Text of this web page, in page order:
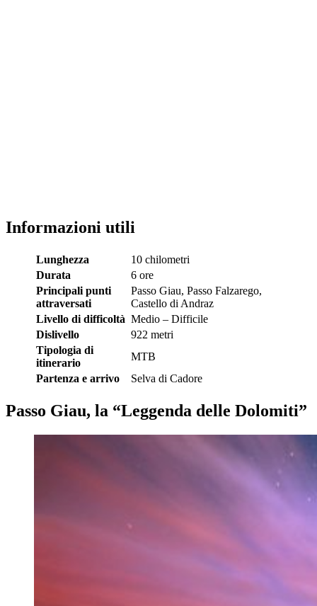
Informazioni utili
Lunghezza
10 chilometri
Durata
6 ore
Principali punti
attraversati
Passo Giau, Passo Falzarego,
Castello di Andraz
Livello di difficoltà Medio – Difficile
Dislivello
922 metri
Tipologia di
itinerario
MTB
Partenza e arrivo
Selva di Cadore
Passo Giau, la “Leggenda delle Dolomiti”